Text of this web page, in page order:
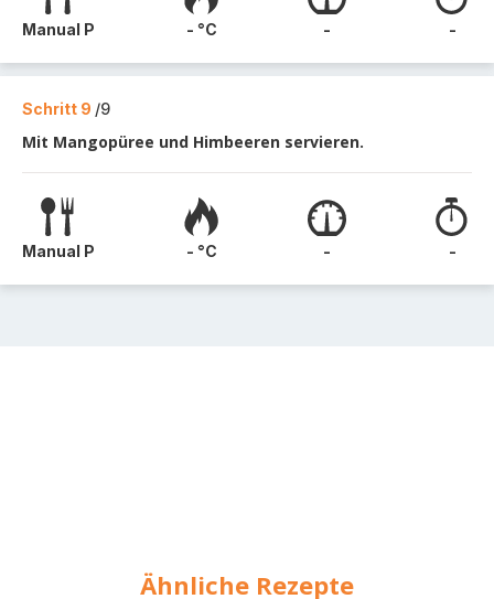
Manual P - °C - -
Schritt 9 /9
Mit Mangopüree und Himbeeren servieren.
Manual P - °C - -
Ähnliche Rezepte